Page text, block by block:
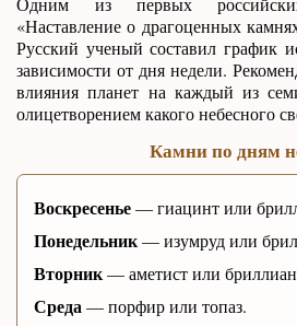
«Наставление о драгоценных
Русский ученый составил график
зависимости от дня недели.
влияния планет на каждый из
олицетворением какого небесного
Камни по дням
Воскресенье— гиацинт или
Понедельник— изумруд или
Вторник— аметист или
Среда — порфир или топаз.